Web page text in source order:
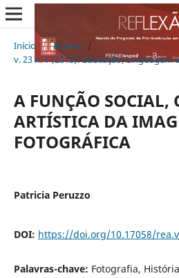
Início / Acervo
/
v. 23 n. 1 (2015): Educação, Linguagem
A FUNÇÃO SOCIAL,
ARTÍSTICA DA
FOTOGRÁFICA
Patricia Peruzzo
DOI: https://doi.org/10.17058/
Palavras-chave: Fotografia,